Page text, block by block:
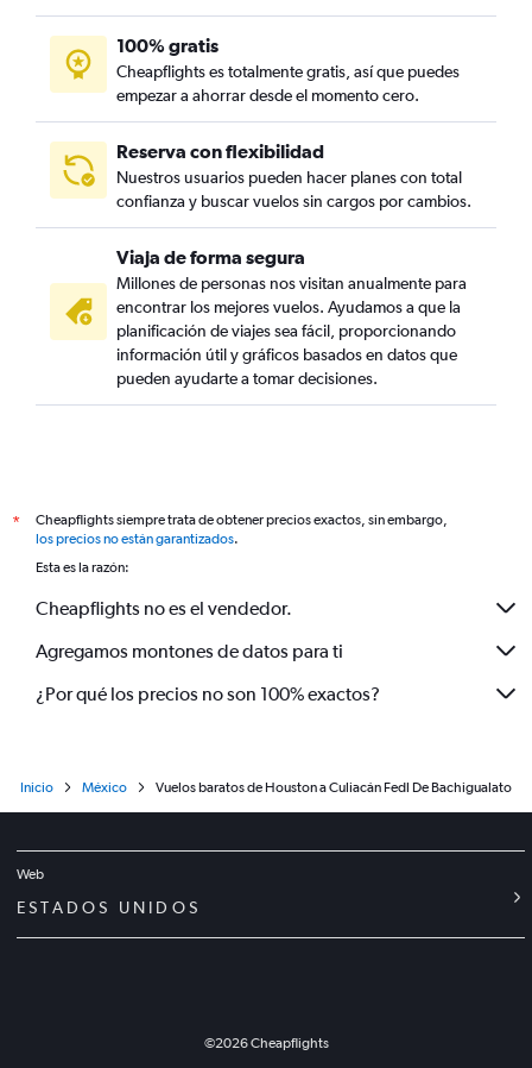
100% gratis
Cheapflights es totalmente gratis, así que puedes
empezar a ahorrar desde el momento cero.
Reserva con flexibilidad
Nuestros usuarios pueden hacer planes con total
confianza y buscar vuelos sin cargos por cambios.
Viaja de forma segura
Millones de personas nos visitan anualmente para
encontrar los mejores vuelos. Ayudamos a que la
planificación de viajes sea fácil, proporcionando
información útil y gráficos basados en datos que
pueden ayudarte a tomar decisiones.
*
Cheapflights siempre trata de obtener precios exactos, sin embargo,
los precios no están garantizados.
Esta es la razón:
Cheapflights no es el vendedor.
Agregamos montones de datos para ti
¿Por qué los precios no son 100% exactos?
Inicio México Vuelos baratos de Houston a Culiacán Fedl De Bachigualato
Web
ESTADOS UNIDOS
©2026Cheapflights